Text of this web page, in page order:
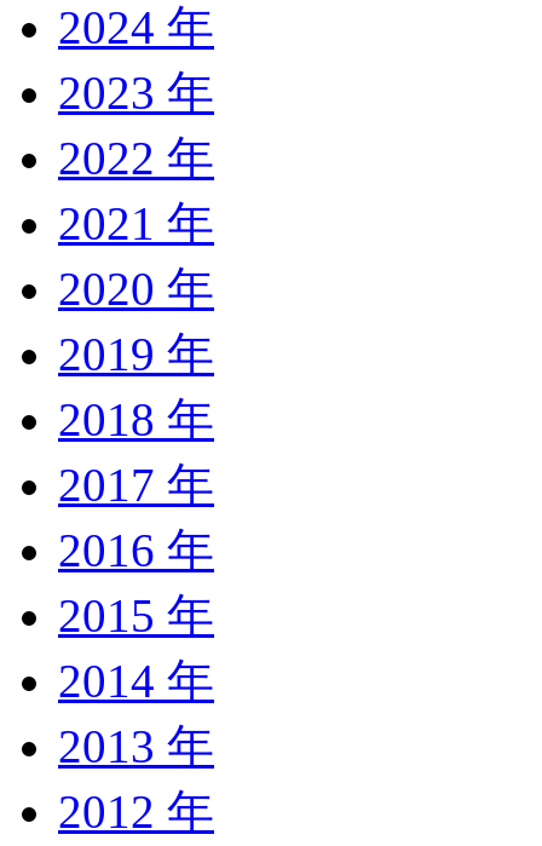
2024 年
2023 年
2022 年
2021 年
2020 年
2019 年
2018 年
2017 年
2016 年
2015 年
2014 年
2013 年
2012 年